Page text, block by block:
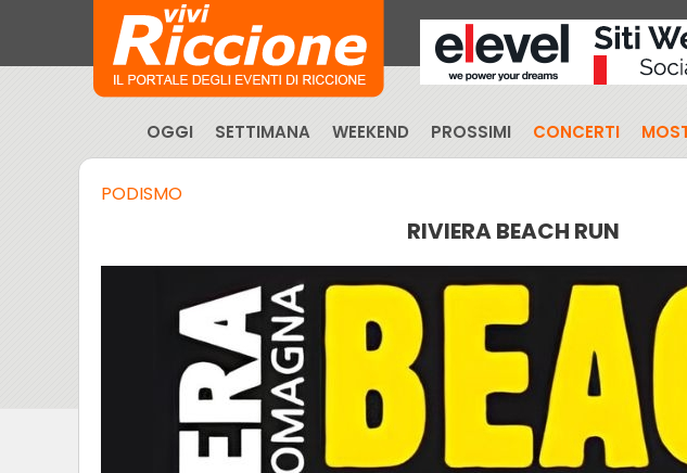
OGGI SETTIMANA WEEKEND PROSSIMI CONCERTI
PODISMO
RIVIERA BEACH RUN